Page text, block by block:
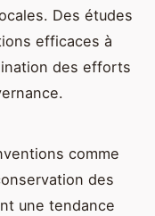
Des études
efficaces à
des efforts
comme
des
une tendance